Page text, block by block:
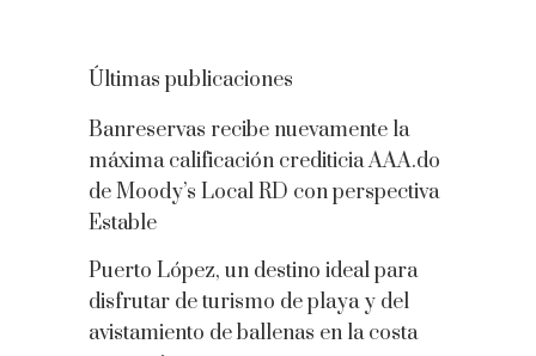
Últimas publicaciones
Banreservas recibe nuevamente la
máxima calificación crediticia AAA.do
de Moody’s Local RD con perspectiva
Estable
Puerto López, un destino ideal para
disfrutar de turismo de playa y del
avistamiento de ballenas en la costa